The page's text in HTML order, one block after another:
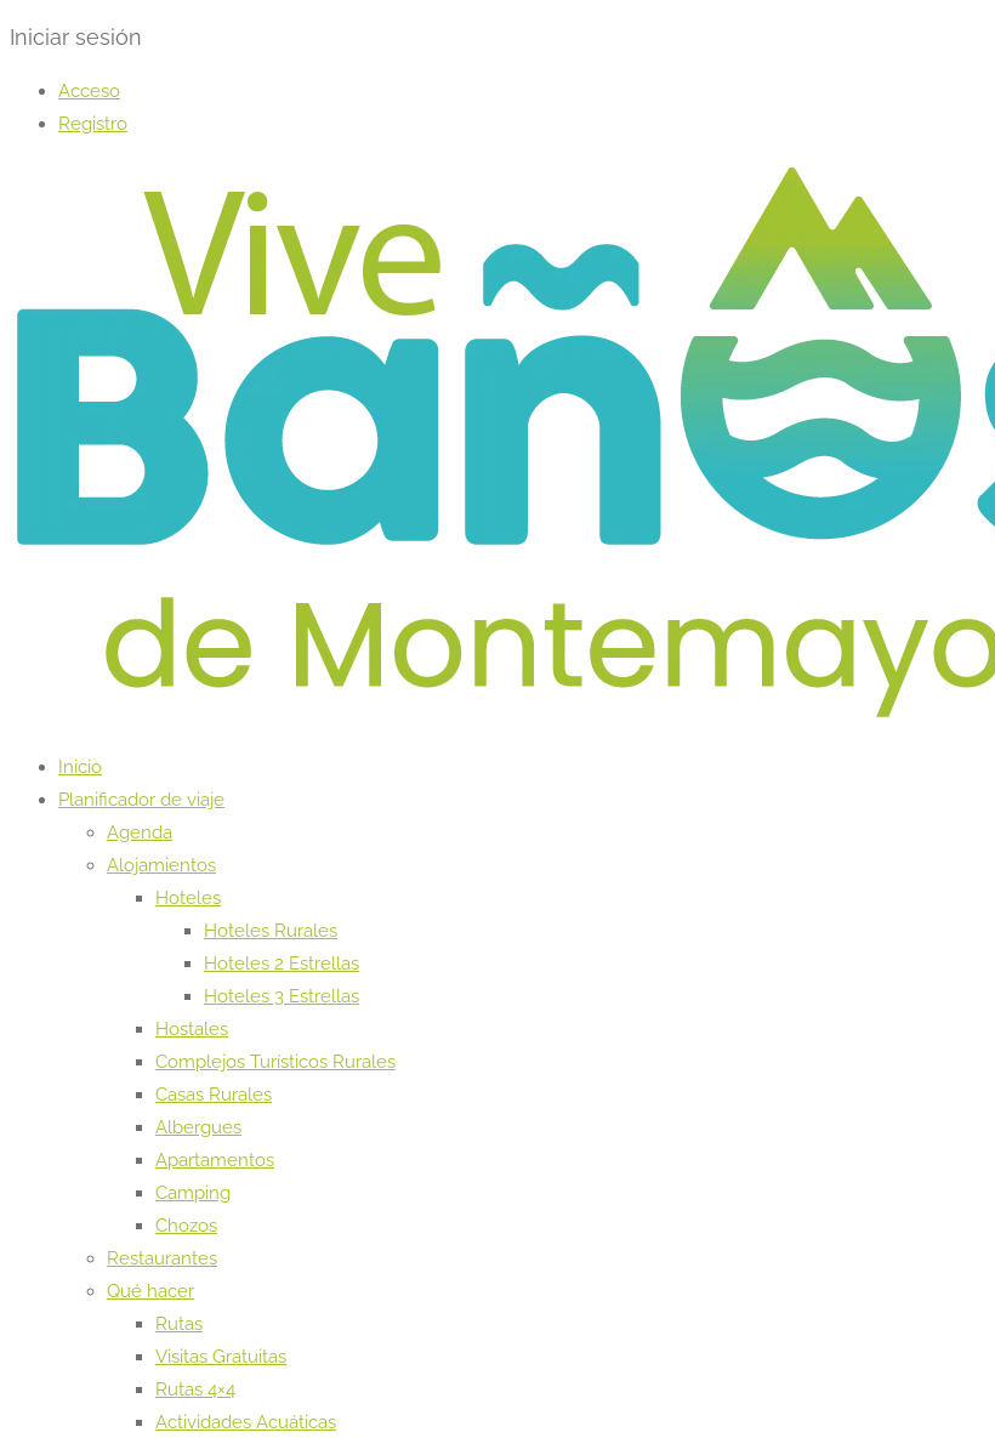
Iniciar sesión
Acceso
Registro
Inicio
Planificador de viaje
Agenda
Alojamientos
Hoteles
Hoteles Rurales
Hoteles 2 Estrellas
Hoteles 3 Estrellas
Hostales
Complejos Turísticos Rurales
Casas Rurales
Albergues
Apartamentos
Camping
Chozos
Restaurantes
Qué hacer
Rutas
Visitas Gratuitas
Rutas 4×4
Actividades Acuáticas